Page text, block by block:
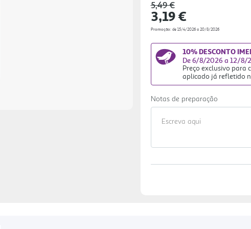
cheiro mais intenso com
bergamota vibrante e maç
madeira, vai fazer com que
roupas pretas e brancas?
Price reduced from
5,49 €to
3,19 €
Promoção: de 15/4/2026 a 20/8/2026
10% DESCONTO
De 6/8/2026 a 12/8/
Preço exclusivo para
aplicado já refletido
Notas de preparação